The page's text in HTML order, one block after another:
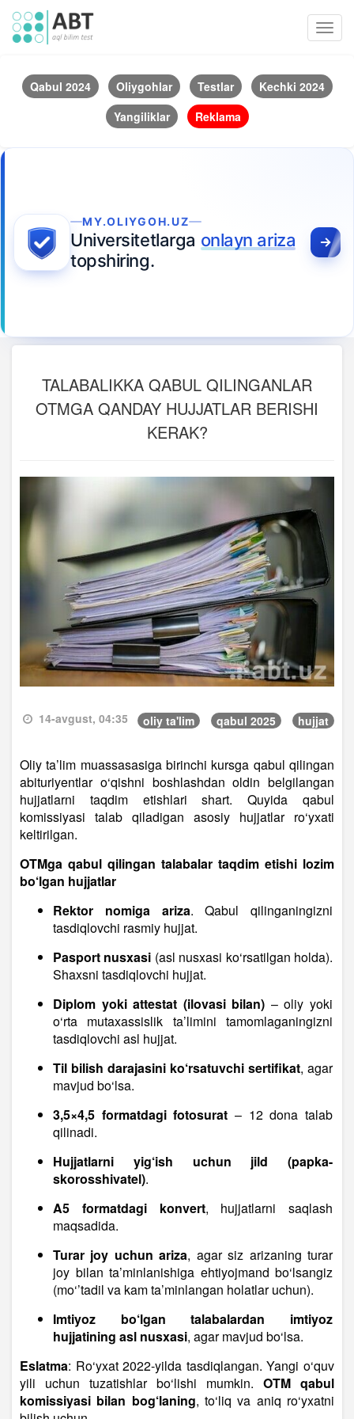
Qabul 2024 Oliygohlar Testlar
Kechki 2024
Yangiliklar
Reklama
MY.OLIYGOH.UZ
Universitetlarga onlayn ariza
topshiring.
TALABALIKKA QABUL QILINGANLAR
OTMGA QANDAY HUJJATLAR BERISHI
KERAK?
14-avgust, 04:35 oliy ta'lim qabul 2025 hujjat
Oliy ta’lim muassasasiga birinchi kursga qabul qilingan
abituriyentlar o‘qishni boshlashdan oldin belgilangan
hujjatlarni taqdim etishlari shart. Quyida qabul
komissiyasi talab qiladigan asosiy hujjatlar ro‘yxati
keltirilgan.
OTMga qabul qilingan talabalar taqdim etishi lozim
bo‘lgan hujjatlar
Rektor nomiga ariza. Qabul qilinganingizni
tasdiqlovchi rasmiy hujjat.
Pasport nusxasi (asl nusxasi ko‘rsatilgan holda).
Shaxsni tasdiqlovchi hujjat.
Diplom yoki attestat (ilovasi bilan) – oliy yoki
o‘rta mutaxassislik ta’limini tamomlaganingizni
tasdiqlovchi asl hujjat.
Til bilish darajasini ko‘rsatuvchi sertifikat, agar
mavjud bo‘lsa.
3,5×4,5 formatdagi fotosurat – 12 dona talab
qilinadi.
Hujjatlarni yig‘ish uchun jild (papka-
skorosshivatel).
A5 formatdagi konvert, hujjatlarni saqlash
maqsadida.
Turar joy uchun ariza, agar siz arizaning turar
joy bilan ta’minlanishiga ehtiyojmand bo‘lsangiz
(mo‘’tadil va kam ta’minlangan holatlar uchun).
Imtiyoz bo‘lgan talabalardan imtiyoz
hujjatining asl nusxasi, agar mavjud bo‘lsa.
Eslatma: Ro‘yxat 2022-yilda tasdiqlangan. Yangi o‘quv
yili uchun tuzatishlar bo‘lishi mumkin. OTM qabul
komissiyasi bilan bog‘laning, to‘liq va aniq ro‘yxatni